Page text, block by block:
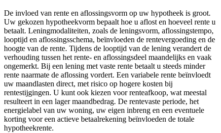
De invloed van rente en aflossingsvorm op uw hypotheek is groot.
Uw gekozen hypotheekvorm bepaalt hoe u aflost en hoeveel rente u
betaalt. Leningmodaliteiten, zoals de leningsvorm, aflossingstempo,
looptijd en aflossingsschema, beïnvloeden de rentevergoeding en de
hoogte van de rente. Tijdens de looptijd van de lening verandert de
verhouding tussen het rente- en aflossingsdeel maandelijks en vaak
ongemerkt. Bij een lening met vaste rente betaalt u steeds minder
rente naarmate de aflossing vordert. Een variabele rente beïnvloedt
uw maandlasten direct, met risico op hogere kosten bij
rentestijgingen. U kunt ook kiezen voor renteafkoop, wat meestal
resulteert in een lager maandbedrag. De rentevaste periode, het
energielabel van uw woning, uw eigen inbreng en een eventuele
korting voor een actieve betaalrekening beïnvloeden de totale
hypotheekrente.